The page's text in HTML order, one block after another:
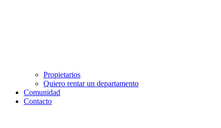
Propietarios
Quiero rentar un departamento
Comunidad
Contacto